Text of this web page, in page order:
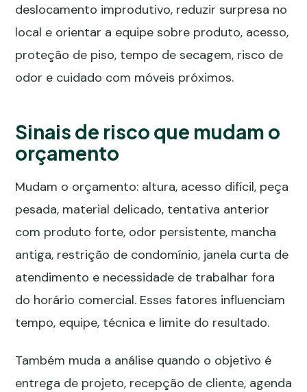
deslocamento improdutivo, reduzir surpresa no
local e orientar a equipe sobre produto, acesso,
proteção de piso, tempo de secagem, risco de
odor e cuidado com móveis próximos.
Sinais de risco que mudam o
orçamento
Mudam o orçamento: altura, acesso difícil, peça
pesada, material delicado, tentativa anterior
com produto forte, odor persistente, mancha
antiga, restrição de condomínio, janela curta de
atendimento e necessidade de trabalhar fora
do horário comercial. Esses fatores influenciam
tempo, equipe, técnica e limite do resultado.
Também muda a análise quando o objetivo é
entrega de projeto, recepção de cliente, agenda